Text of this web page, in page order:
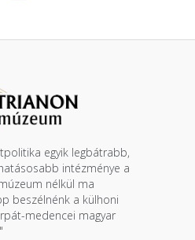
egyik legbátrabb,
intézménye a
nélkül ma
beszélnénk a külhoni
medencei magyar